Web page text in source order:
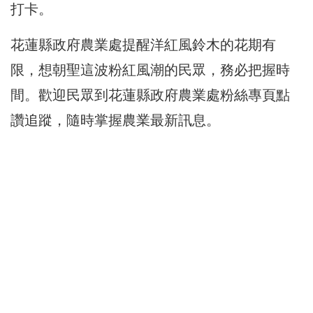
打卡。
花蓮縣政府農業處提醒洋紅風鈴木的花期有
限，想朝聖這波粉紅風潮的民眾，務必把握時
間。歡迎民眾到花蓮縣政府農業處粉絲專頁點
讚追蹤，隨時掌握農業最新訊息。